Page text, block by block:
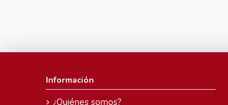
Información
¿Quiénes somos?